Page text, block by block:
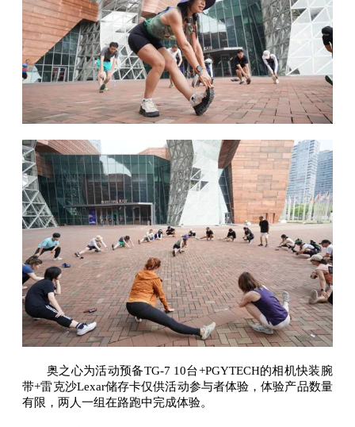
奥之心为活动预备TG-7 10台+PGYTECH的相机快装腕
带+雷克沙Lexar储存卡仅供活动参与者体验，体验产品数量
有限，两人一组在路跑中完成体验。